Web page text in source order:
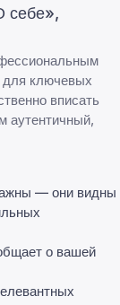
себе»,
для ключевых
вписать
аутентичный,
— они видны
о вашей